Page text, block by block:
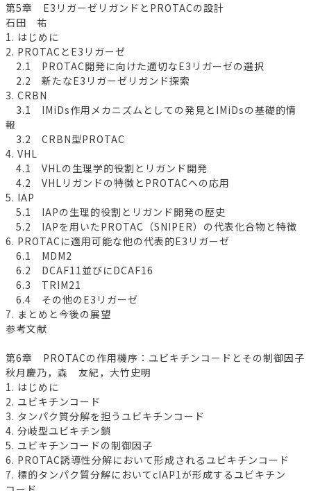
第5章 E3リガーゼリガンドとPROTACの設計
石田 祐
1. はじめに
2. PROTACとE3リガーゼ
2.1 PROTAC開発に向けた適切なE3リガーゼの選択
2.2 新たなE3リガーゼリガンド探索
3. CRBN
3.1 IMiDs作用メカニズムとしての発見とIMiDsの基礎的情
報
3.2 CRBN型PROTAC
4. VHL
4.1 VHLの生理学的役割とリガンド開発
4.2 VHLリガンドの特徴とPROTACへの応用
5. IAP
5.1 IAPの生理的役割とリガンド開発の歴史
5.2 IAPを用いたPROTAC（SNIPER）の代表化合物と特徴
6. PROTACに適用可能な他の代表的E3リガーゼ
6.1 MDM2
6.2 DCAF11並びにDCAF16
6.3 TRIM21
6.4 その他のE3リガーゼ
7. まとめと今後の展望
参考文献
第6章 PROTACの作用機序：ユビキチンコードとその制御因子
秋月慶乃，森 友紀，大竹史明
1. はじめに
2. ユビキチンコード
3. タンパク質分解を担うユビキチンコード
4. 分岐型ユビキチン鎖
5. ユビキチンコードの制御因子
6. PROTAC誘導性分解において形成されるユビキチンコード
7. 標的タンパク質分解においてcIAP1が形成するユビキチン